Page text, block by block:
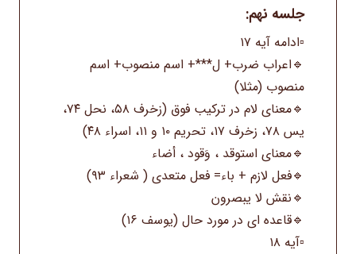
جلسه نهم:
▫️ادامه آیه ۱۷
🔹اعراب ضرب+ ل***+ اسم منصوب+ اسم
منصوب (مثلا)
🔹معنای لام در ترکیب فوق (زخرف ۵۸، نحل ۷۴،
یس ۷۸، زخرف ۱۷، تحریم ۱۰ و ۱۱، اسراء ۴۸)
🔹معنای استوقد ، وَقود ، أضاء
🔹فعل لازم + باء= فعل متعدی ( شعراء ۹۳)
🔹نقش لا یبصرون
🔹قاعده ای در مورد حال (یوسف ۱۶)
▫️آیه ۱۸